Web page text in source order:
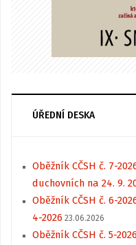
ÚŘEDNÍ DESKA
Oběžník CČSH č. 7-
duchovních na 24. 9.
Oběžník CČSH č. 6-
4-2026 23.06.2026
Oběžník CČSH č. 5-